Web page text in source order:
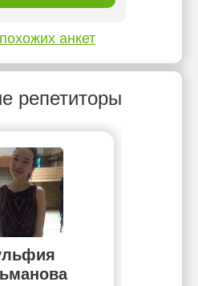
анкет
репетиторы